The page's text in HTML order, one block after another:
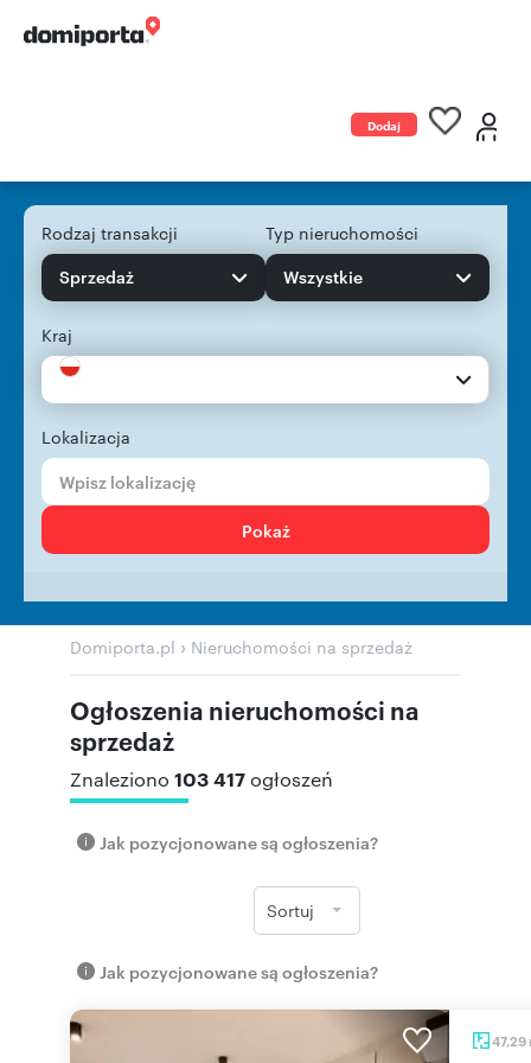
Dodaj
Rodzaj transakcji
Sprzedaż
Typ nieruchomości
Wszystkie
Kraj
Lokalizacja
Pokaż
Domiporta.pl › Nieruchomości na sprzedaż
Ogłoszenia nieruchomości na
sprzedaż
Znaleziono 103 417ogłoszeń
Jak pozycjonowane są ogłoszenia?
Sortuj
Jak pozycjonowane są ogłoszenia?
47,29